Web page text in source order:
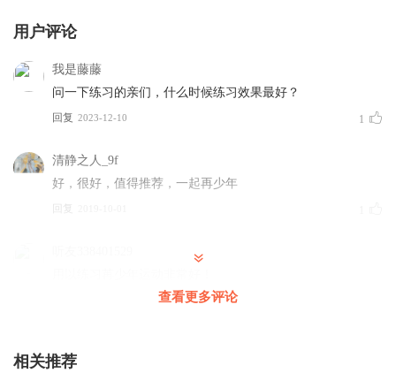
用户评论
我是藤藤
问一下练习的亲们，什么时候练习效果最好？
回复 2023-12-10 1
清静之人_9f
好，很好，值得推荐，一起再少年
回复
强身健体！坚持就是胜利！
查看更多评论
相关推荐